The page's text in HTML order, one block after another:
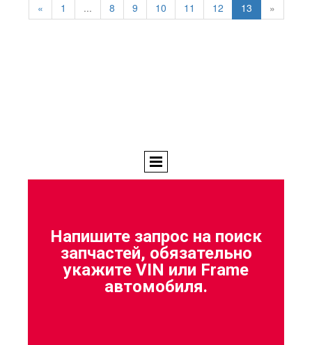
« 1 ... 8 9 10 11 12 13 »
Напишите запрос на поиск
запчастей, обязательно
укажите VIN или Frame
автомобиля.